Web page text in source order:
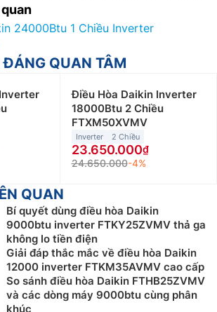
24000Btu 1 Chiều Inverter
QUAN TÂM
Điều Hòa Daikin Inverter
18000Btu 2 Chiều
FTXM50XVMV
Inverter 2 Chiều
23.650.000
24.650.000-4%
QUAN
Bí quyết dùng điều hòa Daikin
9000btu inverter FTKY25ZVMV thả ga
không lo tiền điện
Giải đáp thắc mắc về điều hòa Daikin
12000 inverter FTKM35AVMV cao cấp
So sánh điều hòa Daikin FTHB25ZVMV
và các dòng máy 9000btu cùng phân
khúc